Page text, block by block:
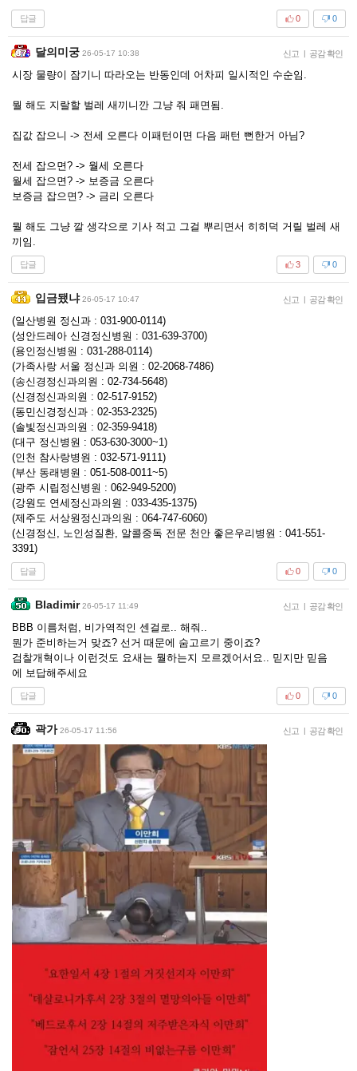
답글 0
0
달의미궁 26-05-17 10:38 신고 | 공감 확인
시장 물량이 잠기니 따라오는 반동인데 어차피 일시적인 수순임.
뭘 해도 지랄할 벌레 새끼니깐 그냥 줘 패면됨.
집값 잡으니 -> 전세 오른다 이패턴이면 다음 패턴 뻔한거 아님?
전세 잡으면? -> 월세 오른다
월세 잡으면? -> 보증금 오른다
보증금 잡으면? -> 금리 오른다
뭘 해도 그냥 깔 생각으로 기사 적고 그걸 뿌리면서 히히덕 거릴 벌레 새
끼임.
답글 0
3
입금됐냐 26-05-17 10:47 신고 | 공감 확인
(일산병원 정신과 : 031-900-0114)
(성안드레아 신경정신병원 : 031-639-3700)
(용인정신병원 : 031-288-0114)
(가족사랑 서울 정신과 의원 : 02-2068-7486)
(송신경정신과의원 : 02-734-5648)
(신경정신과의원 : 02-517-9152)
(동민신경정신과 : 02-353-2325)
(솔빛정신과의원 : 02-359-9418)
(대구 정신병원 : 053-630-3000~1)
(인천 참사랑병원 : 032-571-9111)
(부산 동래병원 : 051-508-0011~5)
(광주 시립정신병원 : 062-949-5200)
(강원도 연세정신과의원 : 033-435-1375)
(제주도 서상원정신과의원 : 064-747-6060)
(신경정신, 노인성질환, 알콜중독 전문 천안 좋은우리병원 : 041-551-
3391)
답글 0
0
Bladimir 26-05-17 11:49 신고 | 공감 확인
BBB 이름처럼, 비가역적인 센걸로.. 해줘..
뭔가 준비하는거 맞죠? 선거 때문에 숨고르기 중이죠?
검찰개혁이나 이런것도 요새는 뭘하는지 모르겠어서요.. 믿지만 믿음
에 보답해주세요
답글 0
0
곽가 26-05-17 11:56 신고 | 공감 확인